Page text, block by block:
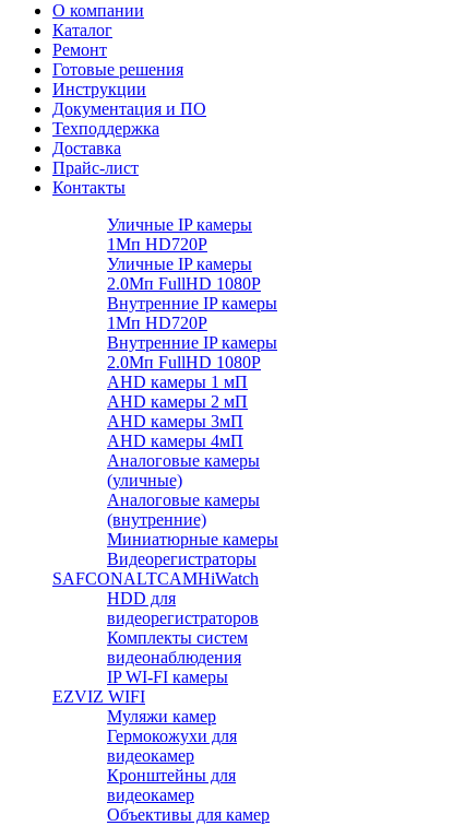
О компании
Каталог
Ремонт
Готовые решения
Инструкции
Документация и ПО
Техподдержка
Доставка
Прайс-лист
Контакты
Уличные IP камеры
1Мп HD720P
Уличные IP камеры
2.0Мп FullHD 1080P
Внутренние IP камеры
1Мп HD720P
Внутренние IP камеры
2.0Мп FullHD 1080P
AHD камеры 1 мП
AHD камеры 2 мП
AHD камеры 3мП
AHD камеры 4мП
Аналоговые камеры
(уличные)
Аналоговые камеры
(внутренние)
Миниатюрные камеры
Видеорегистраторы
SAFCONALTCAMHiWatch
HDD для
видеорегистраторов
Комплекты систем
видеонаблюдения
IP WI-FI камеры
EZVIZ WIFI
Муляжи камер
Гермокожухи для
видеокамер
Кронштейны для
видеокамер
Объективы для камер